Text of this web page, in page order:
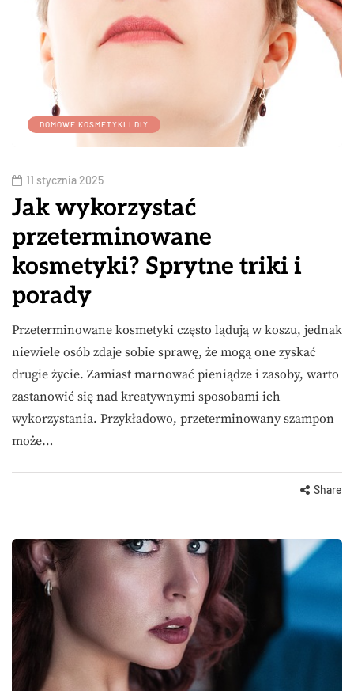
DOMOWE KOSMETYKI I DIY
11 stycznia 2025
Jak wykorzystać
przeterminowane
kosmetyki? Sprytne triki i
porady
Przeterminowane kosmetyki często lądują w koszu, jednak
niewiele osób zdaje sobie sprawę, że mogą one zyskać
drugie życie. Zamiast marnować pieniądze i zasoby, warto
zastanowić się nad kreatywnymi sposobami ich
wykorzystania. Przykładowo, przeterminowany szampon
może…
Share